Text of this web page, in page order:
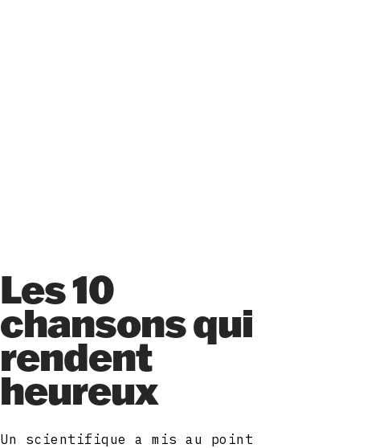
Les 10
chansons qui
rendent
heureux
Un scientifique a mis au point